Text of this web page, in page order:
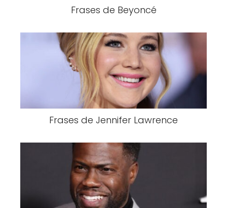
Frases de Beyoncé
Frases de Jennifer Lawrence